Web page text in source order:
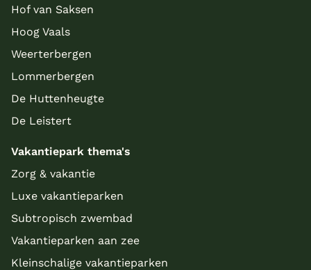
Hof van Saksen
Hoog Vaals
Weerterbergen
Lommerbergen
De Huttenheugte
De Leistert
Vakantiepark thema's
Zorg & vakantie
Luxe vakantieparken
Subtropisch zwembad
Vakantieparken aan zee
Kleinschalige vakantieparken